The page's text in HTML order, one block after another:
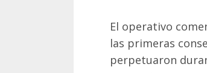
El operativo
las primeras
perpetuaron